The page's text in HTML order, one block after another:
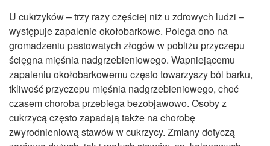
U cukrzyków – trzy razy częściej niż u zdrowych ludzi –
występuje zapalenie okołobarkowe. Polega ono na
gromadzeniu pastowatych złogów w pobliżu przyczepu
ścięgna mięśnia nadgrzebieniowego. Wapniejącemu
zapaleniu okołobarkowemu często towarzyszy ból barku,
tkliwość przyczepu mięśnia nadgrzebieniowego, choć
czasem choroba przebiega bezobjawowo. Osoby z
cukrzycą często zapadają także na chorobę
zwyrodnieniową stawów w cukrzycy. Zmiany dotyczą